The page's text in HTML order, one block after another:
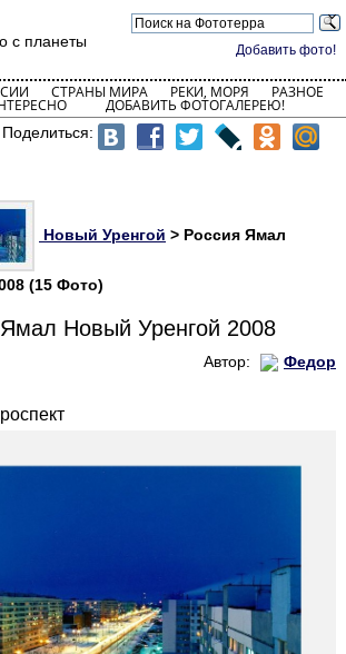
Добавить фото!
с планеты
СТРАНЫ МИРА РЕКИ, МОРЯ РАЗНОЕ
ДОБАВИТЬ ФОТОГАЛЕРЕЮ!
Поделиться:
Новый Уренгой > Россия Ямал
(15 Фото)
Новый Уренгой 2008
Автор: Федор